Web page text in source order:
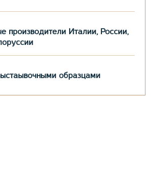
производители Италии, России,
образцами